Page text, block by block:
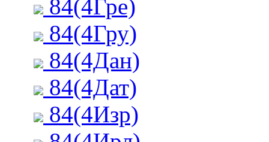
84(4Гре)
84(4Гру)
84(4Дан)
84(4Дат)
84(4Изр)